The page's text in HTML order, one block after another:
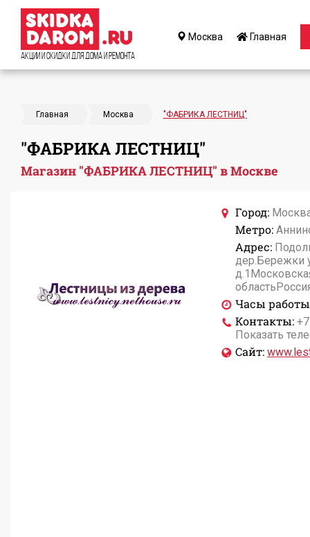
Акции и Скидки для дома и ремонта
Москва Главная
Главная Москва "ФАБРИКА ЛЕСТНИЦ"
"ФАБРИКА ЛЕСТНИЦ"
Магазин "ФАБРИКА ЛЕСТНИЦ" в Москве
Город:
Метро:
Адрес:
дер.Бережки
Часы
Контакты:
Показать
Сайт: